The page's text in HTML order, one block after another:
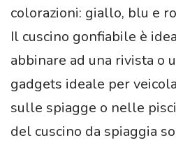
colorazioni: giallo, blu e
Il cuscino gonfiabile è
abbinare ad una rivista o
gadgets ideale per
sulle spiagge o nelle
del cuscino da spiaggia